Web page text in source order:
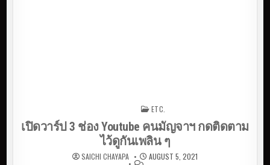
ETC.
เปิดวาร์ป 3 ช่อง Youtube คนมัญจาฯ กดติดตาม
ไว้ดูกันเพลิน ๆ
SAICHI CHAYAPA
AUGUST 5, 2021